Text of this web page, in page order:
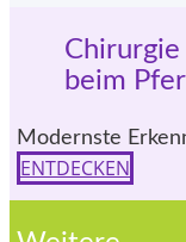
Chirurgie
beim
Modernste
ENTDECKEN